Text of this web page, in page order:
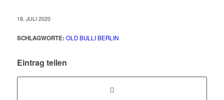
18. JULI 2020
SCHLAGWORTE: OLD BULLI BERLIN
Eintrag teilen